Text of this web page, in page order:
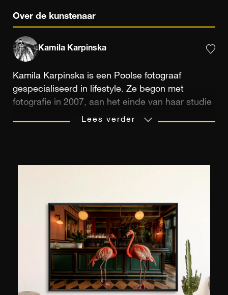
Over de kunstenaar
Kamila Karpinska
Kamila Karpinska is een Poolse fotograaf
gespecialiseerd in lifestyle. Ze begon met
fotografie in 2007, aan het einde van haar studie
waarin ze al veel fotolessen had gevolgd! Haar
het mensen in twijfel trekt en tot nadenken
aanzet.” Geïnspireerd door het werk van Helmut
Newton, hebben zijn foto's talloze prijzen
gewonnen, met name tijdens de Tokyo
International Foto Photos Awards (TIFA) 2016 en
de Moskou International Foto Awards (MIFA)
2017. "Ik denk graag dat" het beeld dat ik kies
Lees verder